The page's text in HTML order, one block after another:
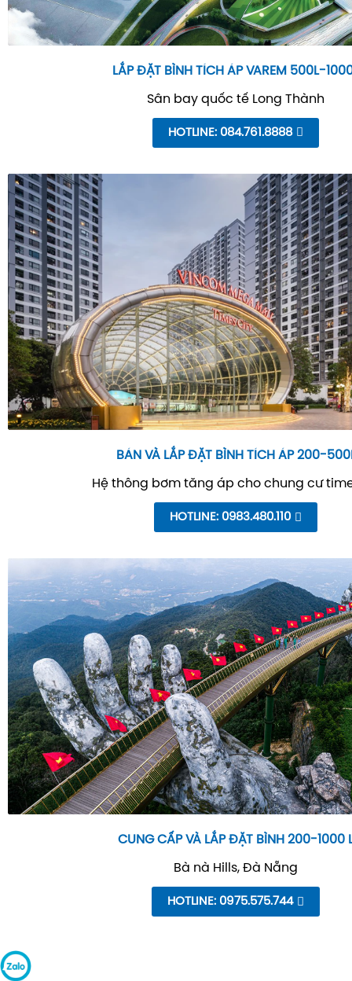
LẮP ĐẶT BÌNH TÍCH ÁP VAREM 500L-
Sân bay quốc tế Long Thành
HOTLINE: 084.761.8888
BÁN VÀ LẮP ĐẶT BÌNH TÍCH ÁP 200-
Hệ thông bơm tăng áp cho chung cư
HOTLINE: 0983.480.110
CUNG CẤP VÀ LẮP ĐẶT BÌNH 200-1000
Bà nà Hills, Đà Nẵng
HOTLINE: 0975.575.744